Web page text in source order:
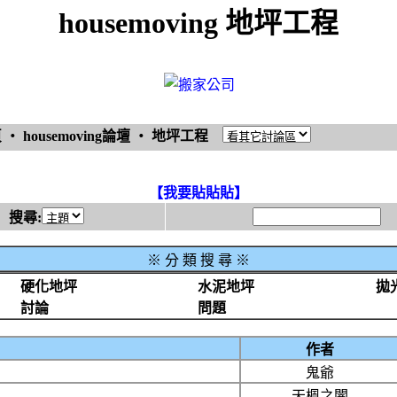
housemoving 地坪工程
‧ housemoving論壇 ‧ 地坪工程
【我要貼貼貼】
搜尋:
※ 分 類 搜 尋 ※
硬化地坪
水泥地坪
拋
討論
問題
作者
鬼爺